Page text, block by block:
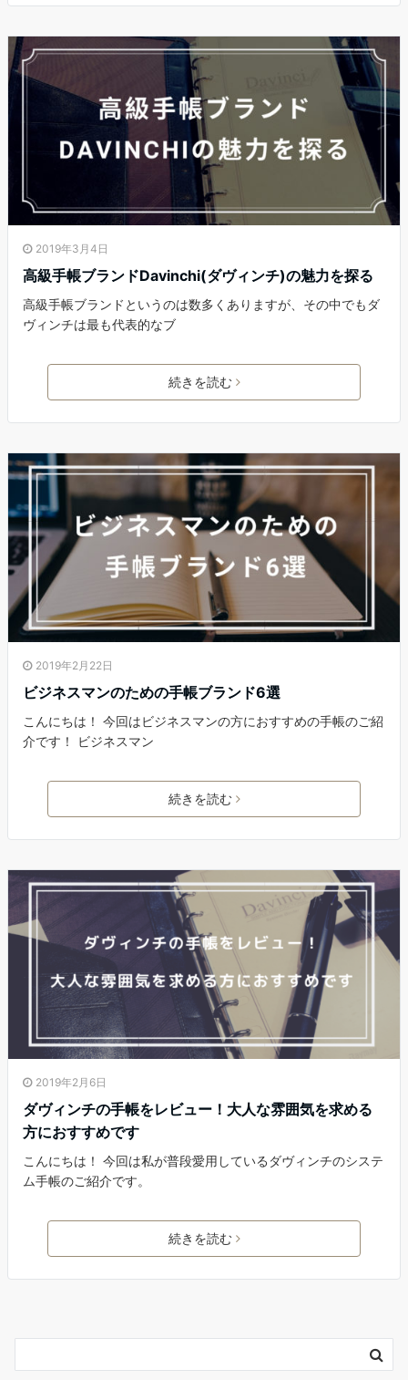
2019年3月4日
高級手帳ブランドDavinchi(ダヴィンチ)の魅力を探る
高級手帳ブランドというのは数多くありますが、その中でもダ
ヴィンチは最も代表的なブ
続きを読む
2019年2月22日
ビジネスマンのための手帳ブランド6選
こんにちは！ 今回はビジネスマンの方におすすめの手帳のご紹
介です！ ビジネスマン
続きを読む
2019年2月6日
ダヴィンチの手帳をレビュー！大人な雰囲気を求める
方におすすめです
こんにちは！ 今回は私が普段愛用しているダヴィンチのシステ
ム手帳のご紹介です。
続きを読む